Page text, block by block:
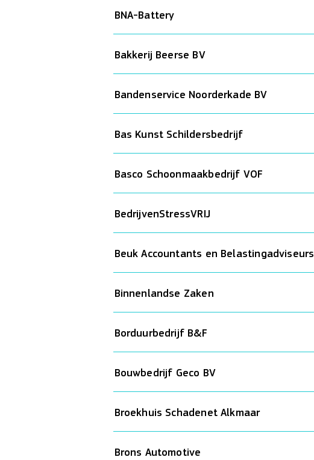
BNA-Battery
Bakkerij Beerse BV
Bandenservice Noorderkade BV
Bas Kunst Schildersbedrijf
Basco Schoonmaakbedrijf VOF
BedrijvenStressVRIJ
Beuk Accountants en Belastingadviseurs
Binnenlandse Zaken
Borduurbedrijf B&F
Bouwbedrijf Geco BV
Broekhuis Schadenet Alkmaar
Brons Automotive